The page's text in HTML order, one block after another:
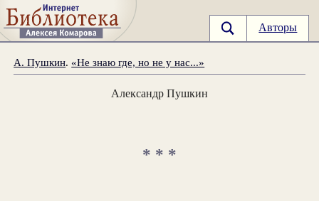
Авторы
А. Пушкин. «Не знаю где, но не у нас...»
Александр Пушкин
* * *